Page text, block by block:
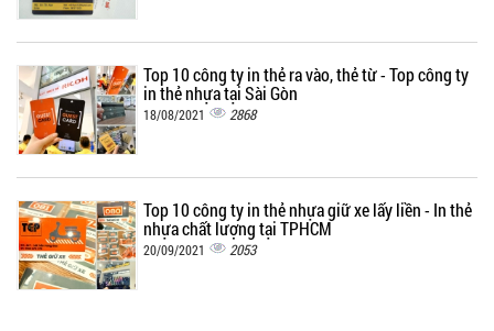
Top 10 công ty in thẻ ra vào, thẻ từ - Top công ty
in thẻ nhựa tại Sài Gòn
18/08/2021 2868
Top 10 công ty in thẻ nhựa giữ xe lấy liền - In thẻ
nhựa chất lượng tại TPHCM
20/09/2021 2053